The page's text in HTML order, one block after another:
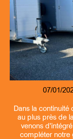
07/01/
Dans la
au plus près de
venons
compléter notre
07/01/2026 :13/03/
09/07/